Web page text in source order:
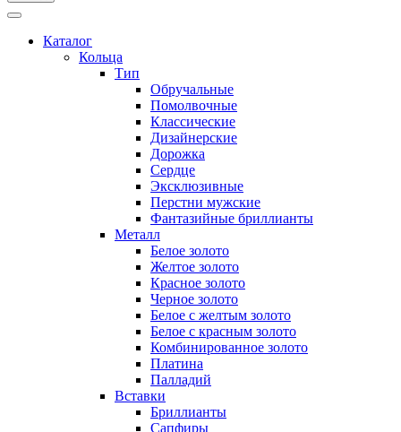
Каталог
Кольца
Тип
Обручальные
Помолвочные
Классические
Дизайнерские
Дорожка
Сердце
Эксклюзивные
Перстни мужские
Фантазийные бриллианты
Металл
Белое золото
Желтое золото
Красное золото
Черное золото
Белое с желтым золото
Белое с красным золото
Комбинированное золото
Платина
Палладий
Вставки
Бриллианты
Сапфиры